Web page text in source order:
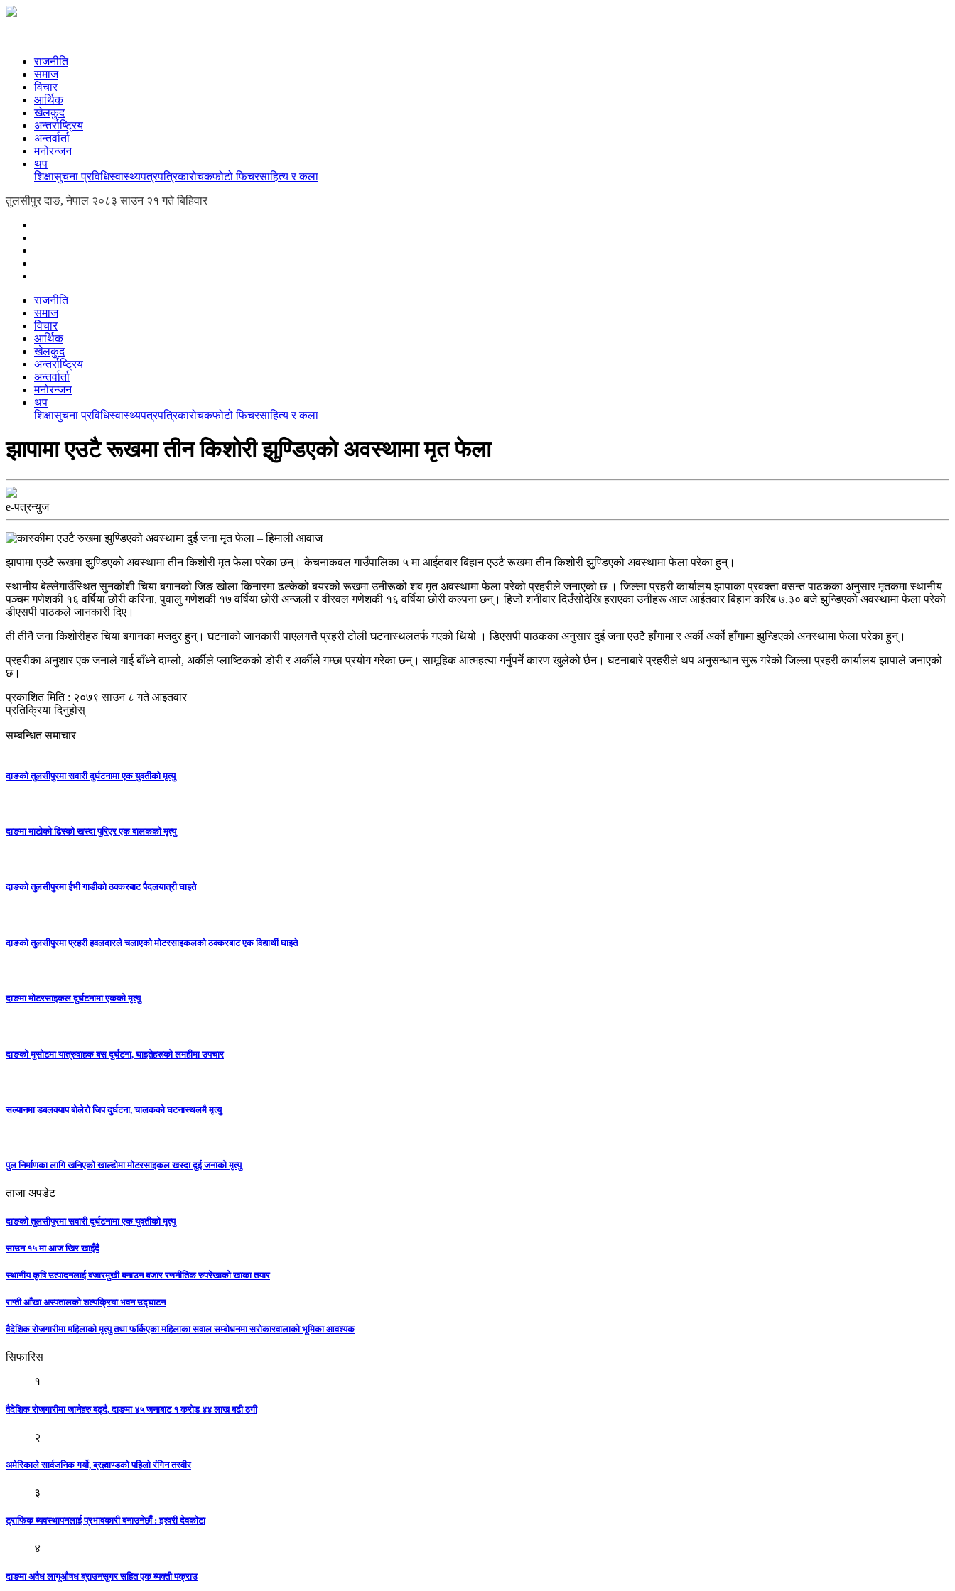
राजनीति
समाज
विचार
आर्थिक
खेलकुद
अन्तर्राष्ट्रिय
अन्तर्वार्ता
मनोरन्जन
थप
शिक्षासुचना प्रविधिस्वास्थ्यपत्रपत्रिकारोचकफोटो फिचरसाहित्य र कला
तुलसीपुर दाङ, नेपाल २०८३ साउन २१ गते बिहिवार
राजनीति
समाज
विचार
आर्थिक
खेलकुद
अन्तर्राष्ट्रिय
अन्तर्वार्ता
मनोरन्जन
थप
शिक्षासुचना प्रविधिस्वास्थ्यपत्रपत्रिकारोचकफोटो फिचरसाहित्य र कला
झापामा एउटै रूखमा तीन किशोरी झुण्डिएको अवस्थामा मृत फेला
e-पत्रन्युज
झापामा एउटै रूखमा झुण्डिएको अवस्थामा तीन किशोरी मृत फेला परेका छन्। केचनाकवल गाउँपालिका ५ मा आईतबार बिहान एउटै रूखमा तीन किशोरी झुण्डिएको अवस्थामा फेला परेका हुन्।
स्थानीय बेल्लेगाउँस्थित सुनकोशी चिया बगानको जिङ खोला किनारमा ढल्केको बयरको रूखमा उनीरूको शव मृत अवस्थामा फेला परेको प्रहरीले जनाएको छ । जिल्ला प्रहरी कार्यालय झापाका प्रवक्ता वसन्त पाठकका अनुसार मृतकमा स्थानीय
पञ्चम गणेशकी १६ वर्षिया छोरी करिना, पुवालु गणेशकी १७ वर्षिया छोरी अन्जली र वीरवल गणेशकी १६ वर्षिया छोरी कल्पना छन्। हिजो शनीवार दिउँसोदेखि हराएका उनीहरू आज आईतवार बिहान करिब ७.३० बजे झुन्डिएको अवस्थामा फेला परेको
डीएसपी पाठकले जानकारी दिए।
ती तीनै जना किशोरीहरु चिया बगानका मजदुर हुन्। घटनाको जानकारी पाएलगत्तै प्रहरी टोली घटनास्थलतर्फ गएको थियो । डिएसपी पाठकका अनुसार दुई जना एउटै हाँगामा र अर्की अर्को हाँगामा झुन्डिएको अनस्थामा फेला परेका हुन्।
प्रहरीका अनुशार एक जनाले गाई बाँध्ने दाम्लो, अर्कीले प्लाष्टिकको डोरी र अर्कीले गम्छा प्रयोग गरेका छन्। सामूहिक आत्महत्या गर्नुपर्ने कारण खुलेको छैन। घटनाबारे प्रहरीले थप अनुसन्धान सुरू गरेको जिल्ला प्रहरी कार्यालय झापाले जनाएको
छ।
प्रकाशित मिति : २०७९ साउन ८ गते आइतवार
प्रतिक्रिया दिनुहोस्
सम्बन्धित समाचार
दाङको तुलसीपुरमा सवारी दुर्घटनामा एक युवतीको मृत्यु
दाङमा माटोको ढिस्को खस्दा पुरिएर एक बालकको मृत्यु
दाङको तुलसीपुरमा ईभी गाडीको ठक्करबाट पैदलयात्री घाइते
दाङको तुलसीपुरमा प्रहरी हवलदारले चलाएको मोटरसाइकलको ठक्करबाट एक विद्यार्थी घाइते
दाङमा मोटरसाइकल दुर्घटनामा एकको मृत्यु
दाङकाे मुसोटमा यात्रुवाहक बस दुर्घटना, घाइतेहरूको लमहीमा उपचार
सल्यानमा डबलक्याप बोलेरो जिप दुर्घटना, चालकको घटनास्थलमै मृत्यु
पुल निर्माणका लागि खनिएको खाल्डोमा मोटरसाइकल खस्दा दुई जनाको मृत्यु
ताजा अपडेट
दाङको तुलसीपुरमा सवारी दुर्घटनामा एक युवतीको मृत्यु
साउन १५ मा आज खिर खाइँदै
स्थानीय कृषि उत्पादनलाई बजारमुखी बनाउन बजार रणनीतिक रुपरेखाको खाका तयार
राप्ती आँखा अस्पतालको शल्यक्रिया भवन उद्घाटन
वैदेशिक रोजगारीमा महिलाको मृत्यु तथा फर्किएका महिलाका सवाल सम्बोधनमा सरोकारवालाको भूमिका आवश्यक
सिफारिस
१
वैदेशिक रोजगारीमा जानेहरु बढ्दै, दाङमा ४५ जनाबाट १ करोड ४४ लाख बढी ठगी
२
अमेरिकाले सार्वजनिक गर्यो, ब्रह्माण्डको पहिलो रंगिन तस्वीर
३
ट्राफिक ब्यवस्थापनलाई प्रभावकारी बनाउनेछाैँ : इश्वरी देवकाेटा
४
दाङमा अवैध लागूऔषध ब्राउनसुगर सहित एक ब्यक्ती पक्राउ